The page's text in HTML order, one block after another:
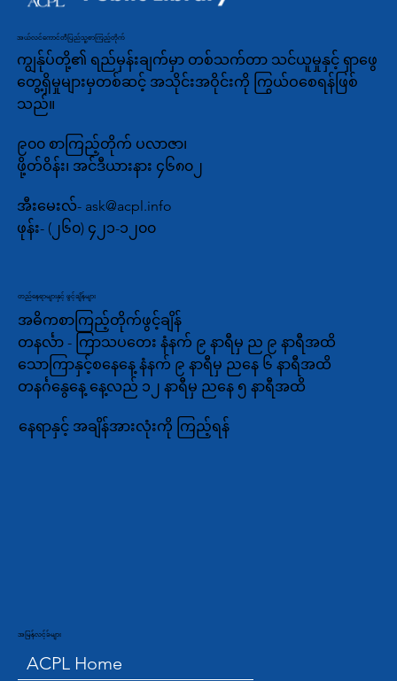
အယ်လင်ကောင်တီပြည်သူ့စာကြည့်တိုက်
ကျွန်ုပ်တို့၏ ရည်မှန်းချက်မှာ တစ်သက်တာ သင်ယူမှုနှင့် ရှာဖွေ
တွေ့ရှိမှုများမှတစ်ဆင့် အသိုင်းအဝိုင်းကို ကြွယ်ဝစေရန်ဖြစ်
သည်။
၉၀၀ စာကြည့်တိုက် ပလာဇာ၊
ဖို့တ်ဝိန်း၊ အင်ဒီယားနား ၄၆၈၀၂
အီးမေးလ်- ask@acpl.info
ဖုန်း- (၂၆၀) ၄၂၁-၁၂၀၀
တည်နေရာများနှင့် ဖွင့်ချိန်များ
အဓိကစာကြည့်တိုက်ဖွင့်ချိန်
တနင်္လာ - ကြာသပတေး နံနက် ၉ နာရီမှ ည ၉ နာရီအထိ
သောကြာနှင့်စနေနေ့ နံနက် ၉ နာရီမှ ညနေ ၆ နာရီအထိ
တနင်္ဂနွေနေ့ နေ့လည် ၁၂ နာရီမှ ညနေ ၅ နာရီအထိ
နေရာနှင့် အချိန်အားလုံးကို ကြည့်ရန်
အမြန်လင့်ခ်များ
ACPL Home